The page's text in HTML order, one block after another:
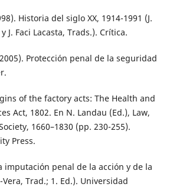
Historia del siglo XX, 1914-1991 (J.
J. Faci Lacasta, Trads.). Crítica.
Protección penal de la seguridad
of the factory acts: The Health and
Act, 1802. En N. Landau (Ed.), Law,
1660–1830 (pp. 230-255).
Press.
imputación penal de la acción y de la
Vera, Trad.; 1. Ed.). Universidad